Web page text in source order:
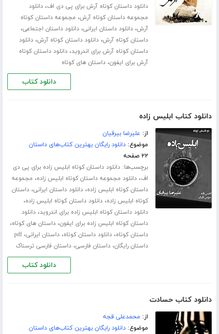
دانلود داستان کوتاه آرش برای پی دی اف،دانلود
مجموعه داستان کوتاه آرش، مجموعه داستان کوتاه
آرش،دانلود داستان ایرانی،دانلود داستان اجتماعی،
داستان کوتاه آرش،دانلود داستان کوتاه آرش،دانلود
داستان کوتاه آرش برای اندروید،دانلود داستان کوتاه
آرش برای ایفون،داستان های کوتاه
دانلود کتاب
دانلود کتاب ابلیس زاده
از: علیرضا بیرقیان
موضوع:دانلود رایگان بهترین کتاب‌های داستان
۲۲ صفحه
برچسب‌ها:دانلود داستان کوتاه ابلیس زاده برای پی دی
اف،دانلود مجموعه داستان کوتاه ابلیس زاده، مجموعه
داستان کوتاه ابلیس زاده،دانلود داستان ایرانی،داستان
کوتاه ابلیس زاده،دانلود داستان کوتاه ابلیس زاده،
دانلود داستان کوتاه ابلیس زاده برای اندروید،دانلود
داستان کوتاه ابلیس زاده برای ایفون،داستان های کوتاه،
داستان کوتاه،دانلود داستان کوتاه،داستان ایرانی،pdf
داستان رایگان،داستان فارسی،داستان فارسی ترسناک
دانلود کتاب
دانلود کتاب حسادت
از: محمدعلی قجه
موضوع:دانلود رایگان بهترین کتاب‌های داستان